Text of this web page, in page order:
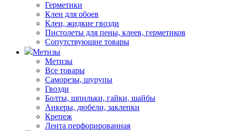
Герметики
Клеи для обоев
Клеи, жидкие гвозди
Пистолеты для пены, клеев, герметиков
Сопутствующие товары
Метизы
Метизы
Все товары
Саморезы, шурупы
Гвозди
Болты, шпильки, гайки, шайбы
Анкеры, дюбели, заклепки
Крепеж
Лента перфорированная